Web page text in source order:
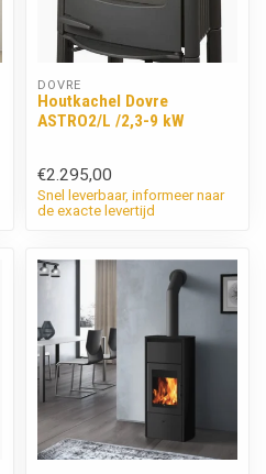
DOVRE
Houtkachel Dovre
ASTRO2/L /2,3-9 kW
€2.295,00
Snel leverbaar, informeer naar
de exacte levertijd